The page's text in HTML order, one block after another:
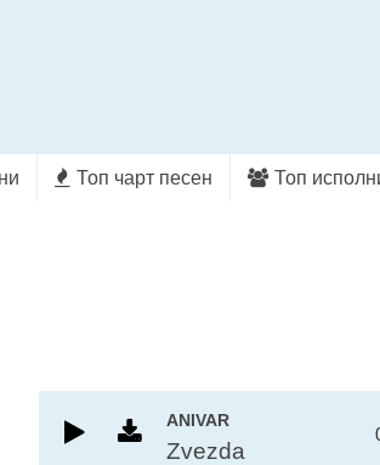
Топ чарт песен Топ
ANIVAR
Zvezda